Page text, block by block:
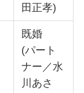
田正孝)
既婚
(パート
ナー／水
川あさ